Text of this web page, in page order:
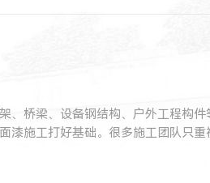
、桥梁、设备钢结构、户外工程构件
漆施工打好基础。很多施工团队只重